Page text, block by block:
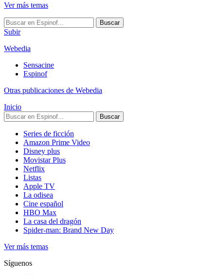
Ver más temas
Buscar
Subir
Webedia
Sensacine
Espinof
Otras publicaciones de Webedia
Inicio
Buscar
Series de ficción
Amazon Prime Video
Disney plus
Movistar Plus
Netflix
Listas
Apple TV
La odisea
Cine español
HBO Max
La casa del dragón
Spider-man: Brand New Day
Ver más temas
Síguenos